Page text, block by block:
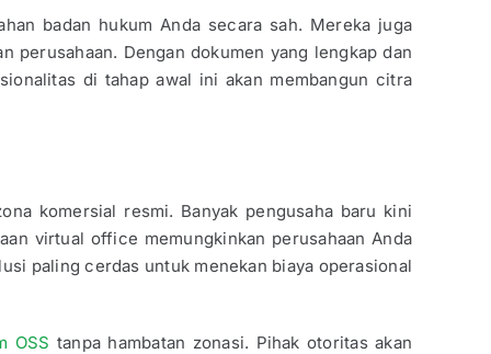
badan hukum Anda secara sah. Mereka juga
perusahaan. Dengan dokumen yang lengkap dan
di tahap awal ini akan membangun citra
komersial resmi. Banyak pengusaha baru kini
virtual office memungkinkan perusahaan Anda
paling cerdas untuk menekan biaya operasional
OSS tanpa hambatan zonasi. Pihak otoritas akan